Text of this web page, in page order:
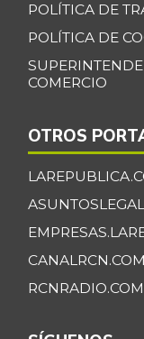
POLÍTICA DE
POLÍTICA DE
COMERCIO
OTROS
CANALRCN.COM
RCNRADIO.COM